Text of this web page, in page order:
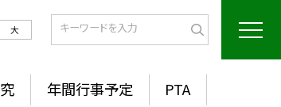
大
年間行事予定 PTA